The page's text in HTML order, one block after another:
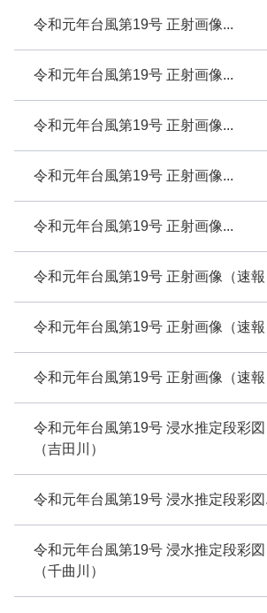
令和元年台風第19号 正射画像...
令和元年台風第19号 正射画像...
令和元年台風第19号 正射画像...
令和元年台風第19号 正射画像...
令和元年台風第19号 正射画像...
令和元年台風第19号 正射画像（速報
令和元年台風第19号 正射画像（速報
令和元年台風第19号 正射画像（速報
令和元年台風第19号 浸水推定段彩
（吉田川）
令和元年台風第19号 浸水推定段彩図
令和元年台風第19号 浸水推定段彩
（千曲川）